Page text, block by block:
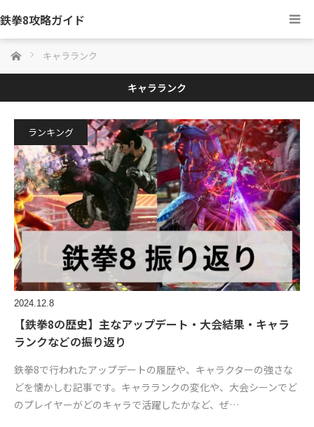
鉄拳8攻略ガイド
ホーム キャラランク
キャラランク
ランキング
2024.12.8
【鉄拳8の歴史】主なアップデート・大会結果・キャラ
ランクなどの振り返り
鉄拳8で行われたアップデートの履歴や、キャラクターの強さな
どを懐かしむ記事です。キャラランクの変化や、大会シーンでど
のプレイヤーがどのキャラで活躍したかなど、ぜ…